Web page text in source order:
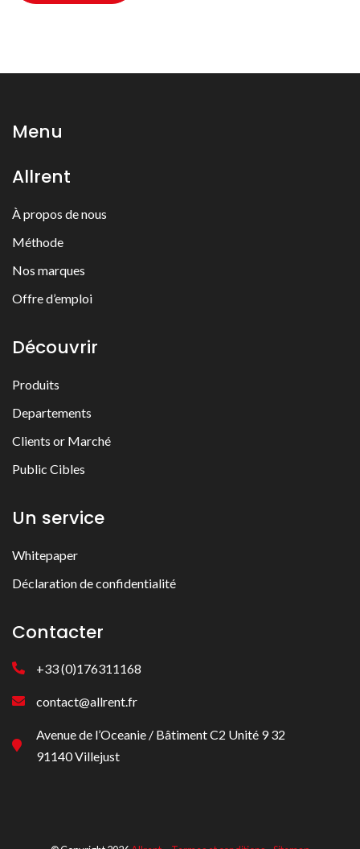
Menu
Allrent
À propos de nous
Méthode
Nos marques
Offre d’emploi
Découvrir
Produits
Departements
Clients or Marché
Public Cibles
Un service
Whitepaper
Déclaration de confidentialité
Contacter
+33 (0)176311168
contact@allrent.fr
Avenue de l’Oceanie / Bâtiment C2 Unité 9 32
91140 Villejust